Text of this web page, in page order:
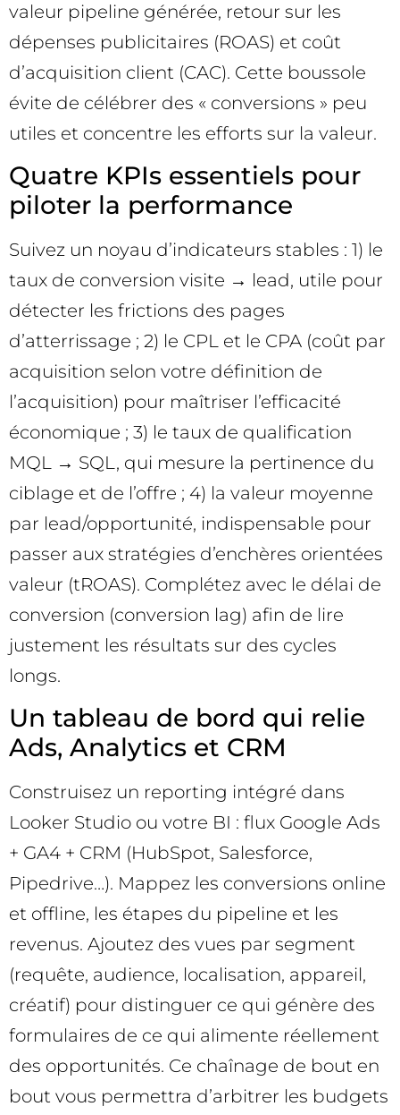
valeur pipeline générée, retour sur les
dépenses publicitaires (ROAS) et coût
d’acquisition client (CAC). Cette boussole
évite de célébrer des « conversions » peu
utiles et concentre les efforts sur la valeur.
Quatre KPIs essentiels pour
piloter la performance
Suivez un noyau d’indicateurs stables : 1) le
taux de conversion visite → lead, utile pour
détecter les frictions des pages
d’atterrissage ; 2) le CPL et le CPA (coût par
acquisition selon votre définition de
l’acquisition) pour maîtriser l’efficacité
économique ; 3) le taux de qualification
MQL → SQL, qui mesure la pertinence du
ciblage et de l’offre ; 4) la valeur moyenne
par lead/opportunité, indispensable pour
passer aux stratégies d’enchères orientées
valeur (tROAS). Complétez avec le délai de
conversion (conversion lag) afin de lire
justement les résultats sur des cycles
longs.
Un tableau de bord qui relie
Ads, Analytics et CRM
Construisez un reporting intégré dans
Looker Studio ou votre BI : flux Google Ads
+ GA4 + CRM (HubSpot, Salesforce,
Pipedrive…). Mappez les conversions online
et offline, les étapes du pipeline et les
revenus. Ajoutez des vues par segment
(requête, audience, localisation, appareil,
créatif) pour distinguer ce qui génère des
formulaires de ce qui alimente réellement
des opportunités. Ce chaînage de bout en
bout vous permettra d’arbitrer les budgets